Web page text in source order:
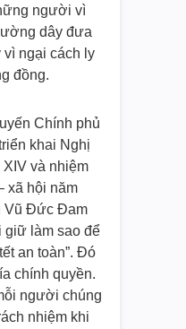
người vì
dây đưa
ngại cách ly
đồng.
Chính phủ
khai Nghị
và nhiệm
xã hội năm
Vũ Đức Đam
giữ làm sao để
an toàn”. Đó
chính quyền.
người chúng
nhiệm khi